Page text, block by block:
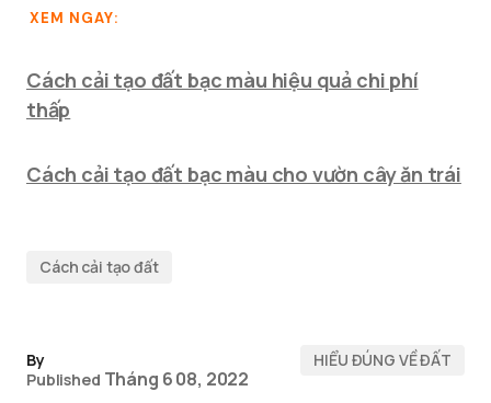
XEM NGAY:
Cách cải tạo đất bạc màu hiệu quả chi phí
thấp
Cách cải tạo đất bạc màu cho vườn cây ăn trái
Cách cải tạo đất
By
Published Tháng 6 08, 2022
HIỂU ĐÚNG VỀ ĐẤT